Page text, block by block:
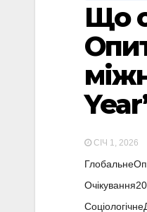
Що
СІЧ 1, 2026